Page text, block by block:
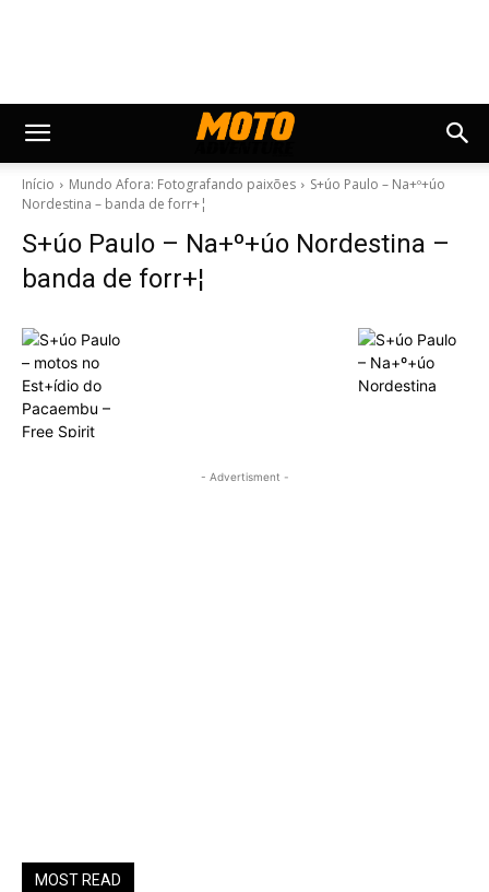
Início Mundo Afora: Fotografando paixões
S+úo Paulo – Na+º+úo
Nordestina – banda de forr+¦
S+úo Paulo – Na+º+úo Nordestina –
banda de forr+¦
- Advertisment -
MOST READ